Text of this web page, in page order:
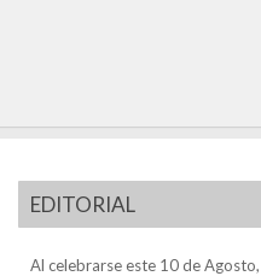
EDITORIAL
Al celebrarse este 10 de